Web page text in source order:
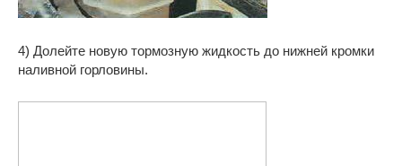
4) Долейте новую тормозную жидкость до нижней кромки
наливной горловины.